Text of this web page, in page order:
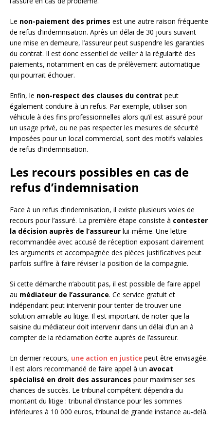
Le non-paiement des primes est une autre raison fréquente
de refus d’indemnisation. Après un délai de 30 jours suivant
une mise en demeure, l’assureur peut suspendre les garanties
du contrat. Il est donc essentiel de veiller à la régularité des
paiements, notamment en cas de prélèvement automatique
qui pourrait échouer.
Enfin, le non-respect des clauses du contrat peut
également conduire à un refus. Par exemple, utiliser son
véhicule à des fins professionnelles alors qu’il est assuré pour
un usage privé, ou ne pas respecter les mesures de sécurité
imposées pour un local commercial, sont des motifs valables
de refus d’indemnisation.
Les recours possibles en cas de
refus d’indemnisation
Face à un refus d’indemnisation, il existe plusieurs voies de
recours pour l’assuré. La première étape consiste à contester
la décision auprès de l’assureur lui-même. Une lettre
recommandée avec accusé de réception exposant clairement
les arguments et accompagnée des pièces justificatives peut
parfois suffire à faire réviser la position de la compagnie.
Si cette démarche n’aboutit pas, il est possible de faire appel
au médiateur de l’assurance. Ce service gratuit et
indépendant peut intervenir pour tenter de trouver une
solution amiable au litige. Il est important de noter que la
saisine du médiateur doit intervenir dans un délai d’un an à
compter de la réclamation écrite auprès de l’assureur.
En dernier recours, une action en justice peut être envisagée.
Il est alors recommandé de faire appel à un avocat
spécialisé en droit des assurances pour maximiser ses
chances de succès. Le tribunal compétent dépendra du
montant du litige : tribunal d’instance pour les sommes
inférieures à 10 000 euros, tribunal de grande instance au-delà.